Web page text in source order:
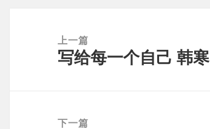
上一篇
上
写给每一个自己 韩寒
下一篇